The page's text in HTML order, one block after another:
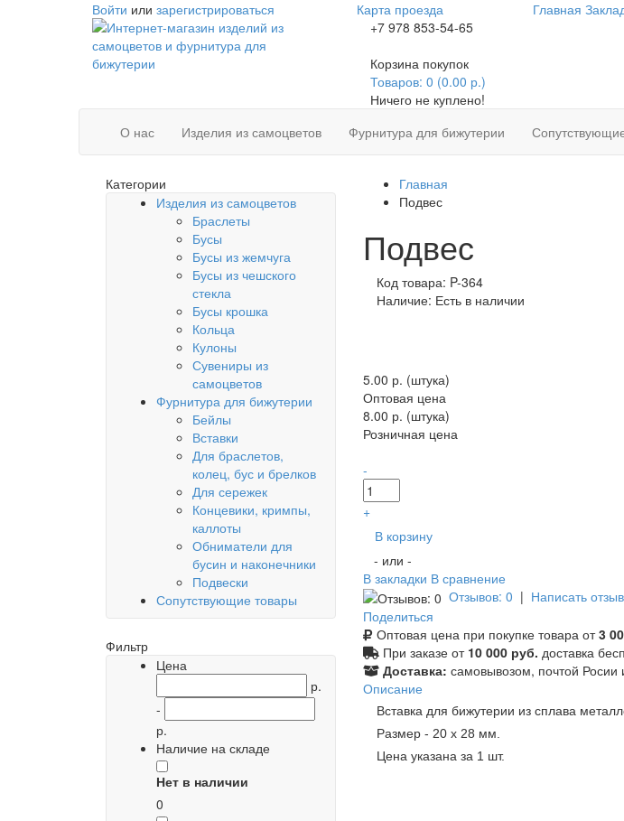
Войти или зарегистрироваться Карта проезда Главная
+7 978 853-54-65
Корзина покупок
Товаров: 0 (0.00 р.)
Ничего не куплено!
О нас
Изделия из самоцветов Фурнитура для бижутерии
Категории
Изделия из самоцветов
Браслеты
Бусы
Бусы из жемчуга
Бусы из чешского
стекла
Бусы крошка
Кольца
Кулоны
Сувениры из
самоцветов
Фурнитура для бижутерии
Бейлы
Вставки
Для браслетов,
колец, бус и брелков
Для сережек
Концевики, кримпы,
каллоты
Обниматели для
бусин и наконечники
Подвески
Сопутствующие товары
Фильтр
Цена
р.
-
р.
Наличие на складе
Нет в наличии
0
Главная
Подвес
Подвес
Код товара: P-364
Наличие: Есть в наличии
5.00 р. (штука)
Оптовая цена
8.00 р. (штука)
Розничная цена
-
+
В корзину
- или -
В закладки В сравнение
Отзывов: 0 | Написать отзыв
Поделиться
Оптовая цена при покупке товара от3
При заказе от 10 000 руб. доставка
Доставка: самовывозом, почтой
Описание
Вставка для бижутерии из сплава
Размер - 20 х 28 мм.
Цена указана за 1 шт.